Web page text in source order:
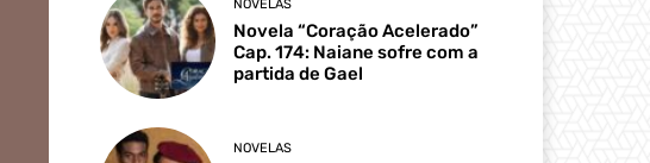
NOVELAS
Novela “Coração Acelerado”
Cap. 174: Naiane sofre com a
partida de Gael
NOVELAS